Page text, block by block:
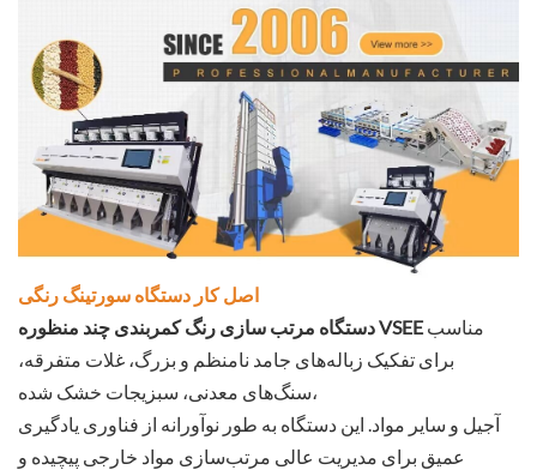
اصل کار دستگاه سورتینگ رنگی
دستگاه مرتب سازی رنگ کمربندی چند منظوره VSEE
برای تفکیک زباله‌های جامد نامنظم و بزرگ، غلات متفرقه،
سنگ‌های معدنی، سبزیجات خشک شده،
آجیل و سایر مواد. این دستگاه به طور نوآورانه از فناوری یادگیری
عمیق برای مدیریت عالی مرتب‌سازی مواد خارجی پیچیده و